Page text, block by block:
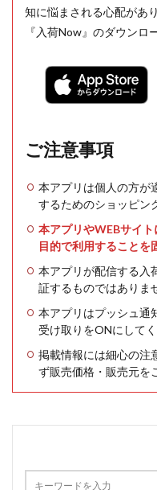
知に悩まされる心配があ
『入荷Now』のダウンロ
ご注意事項
本アプリは個人の方が
するためのショッピン
本アプリやWEBサイ
目的で利用することを
本アプリが配信する入
証するものではありま
本アプリはプッシュ通
受け取りをONにしてく
掲載情報には細心の注
ず販売価格・販売元を